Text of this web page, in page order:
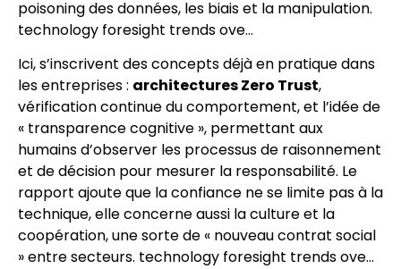
poisoning des données, les biais et la manipulation.
technology foresight trends ove…
Ici, s’inscrivent des concepts déjà en pratique dans
les entreprises : architectures Zero Trust,
vérification continue du comportement, et l’idée de
« transparence cognitive », permettant aux
humains d’observer les processus de raisonnement
et de décision pour mesurer la responsabilité. Le
rapport ajoute que la confiance ne se limite pas à la
technique, elle concerne aussi la culture et la
coopération, une sorte de « nouveau contrat social
» entre secteurs. technology foresight trends ove…